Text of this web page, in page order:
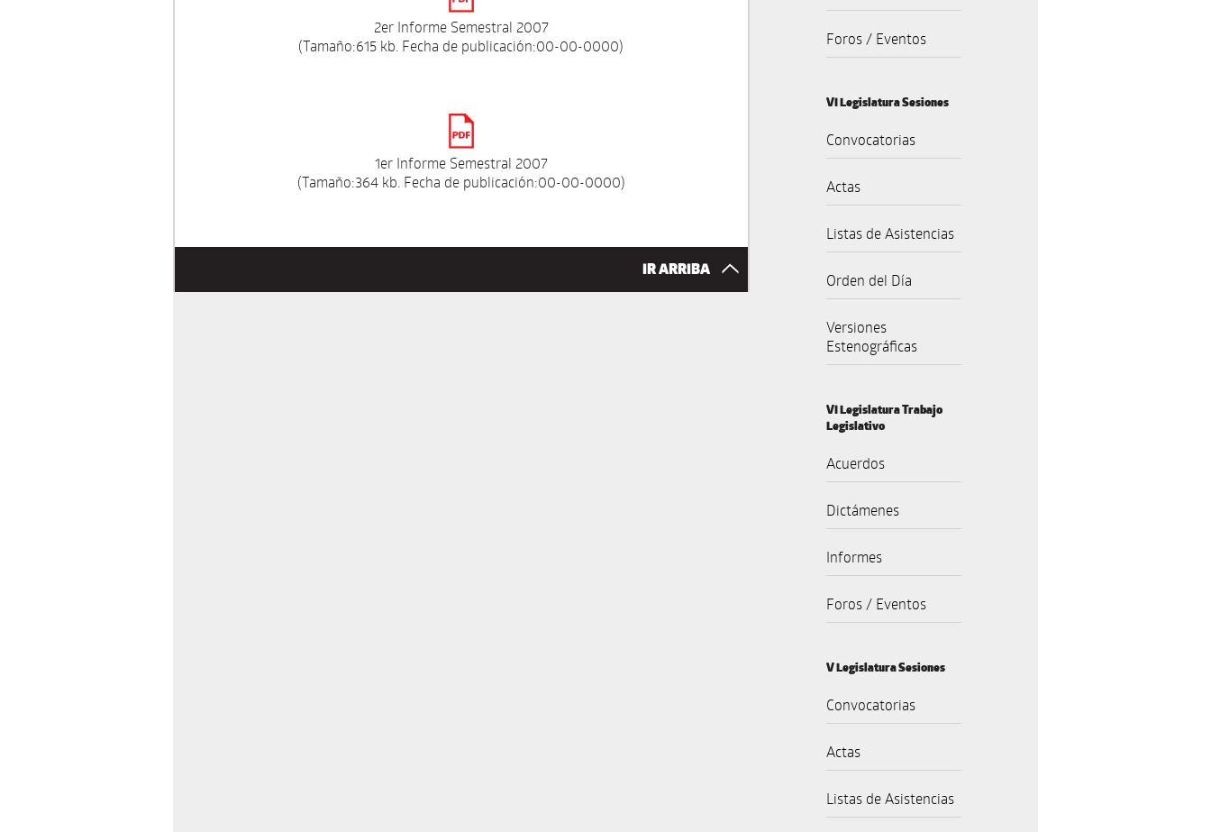
2er Informe Semestral 2007
(Tamaño:615 kb. Fecha de publicación:00-00-0000)
1er Informe Semestral 2007
(Tamaño:364 kb. Fecha de publicación:00-00-0000)
IR ARRIBA
Foros / Eventos
VI Legislatura Sesiones
Convocatorias
Actas
Listas de Asistencias
Orden del Día
Versiones
Estenográficas
VI Legislatura Trabajo
Legislativo
Acuerdos
Dictámenes
Informes
Foros / Eventos
V Legislatura Sesiones
Convocatorias
Actas
Listas de Asistencias